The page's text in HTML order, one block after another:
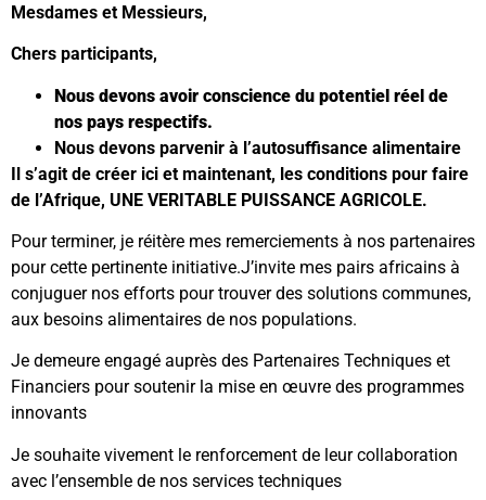
Mesdames et Messieurs,
Chers participants,
Nous devons avoir conscience du potentiel réel de
nos pays respectifs.
Nous devons parvenir à l’autosuffisance alimentaire
Il s’agit de créer ici et maintenant, les conditions pour faire
de l’Afrique, UNE VERITABLE PUISSANCE AGRICOLE.
Pour terminer, je réitère mes remerciements à nos partenaires
pour cette pertinente initiative.J’invite mes pairs africains à
conjuguer nos efforts pour trouver des solutions communes,
aux besoins alimentaires de nos populations.
Je demeure engagé auprès des Partenaires Techniques et
Financiers pour soutenir la mise en œuvre des programmes
innovants
Je souhaite vivement le renforcement de leur collaboration
avec l’ensemble de nos services techniques